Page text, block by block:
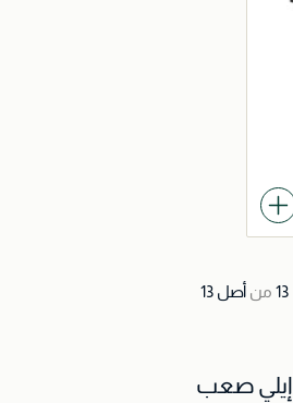
13 من أصل 13
إيلي صعب